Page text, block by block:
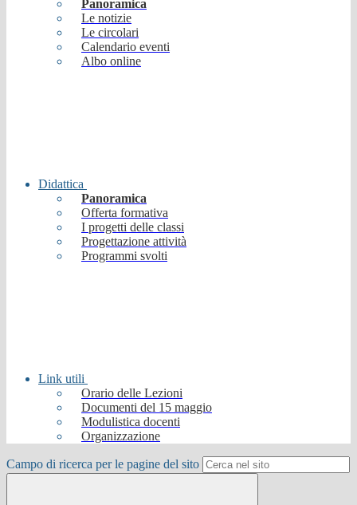
Panoramica
Le notizie
Le circolari
Calendario eventi
Albo online
Didattica
Panoramica
Offerta formativa
I progetti delle classi
Progettazione attività
Programmi svolti
Link utili
Orario delle Lezioni
Documenti del 15 maggio
Modulistica docenti
Organizzazione
Campo di ricerca per le pagine del sito